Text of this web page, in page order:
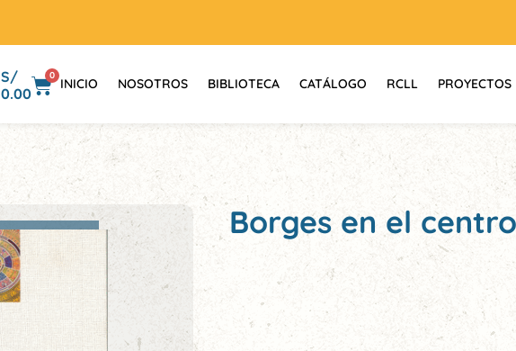
S/
0.00
0
INICIO NOSOTROS BIBLIOTECA CATÁLOGO RCLL PROYECTOS
Borges en el